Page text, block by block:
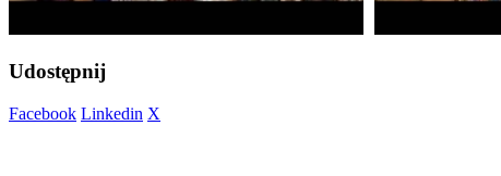
Udostępnij
Facebook Linkedin X